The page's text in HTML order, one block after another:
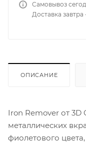
Самовывоз
Доставка завтра
ОПИСАНИЕ
Iron Remover от 3D
металлических
фиолетового